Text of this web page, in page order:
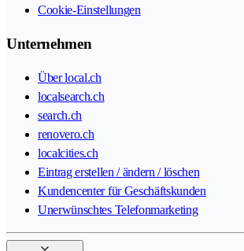
Cookie-Einstellungen
Unternehmen
Über local.ch
localsearch.ch
search.ch
renovero.ch
localcities.ch
Eintrag erstellen / ändern / löschen
Kundencenter für Geschäftskunden
Unerwünschtes Telefonmarketing